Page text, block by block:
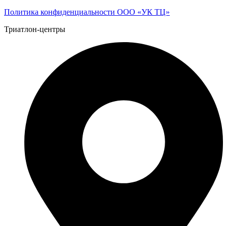
Политика конфиденциальности ООО «УК ТЦ»
Триатлон-центры